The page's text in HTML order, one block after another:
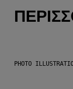
PHOTO